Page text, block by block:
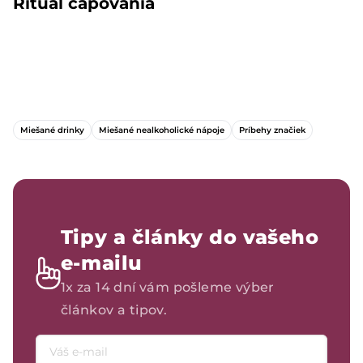
Miešané drinky Miešané nealkoholické nápoje Príbehy značiek
Tipy a články do vašeho
e-mailu
1x za 14 dní vám pošleme výber
článkov a tipov.
Emailová adresa